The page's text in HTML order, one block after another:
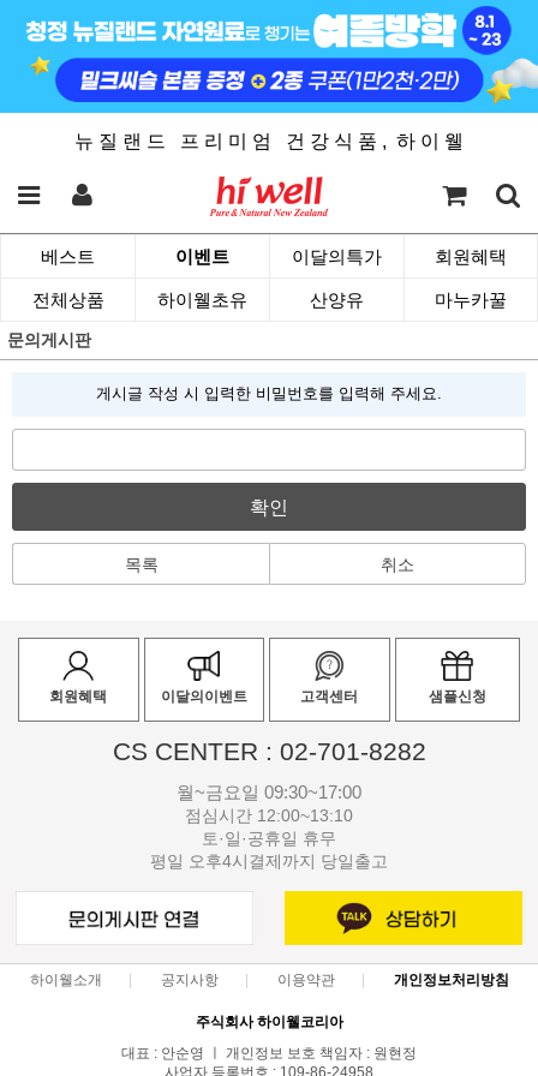
뉴 질 랜 드 프 리 미 엄 건 강 식 품 , 하 이 웰
베스트 이벤트 이달의특가 회원혜택
전체상품 하이웰초유 산양유 마누카꿀
문의게시판
게시글 작성 시 입력한 비밀번호를 입력해 주세요.
확인
목록 취소
회원혜택 이달의이벤트 고객센터 샘플신청
CS CENTER : 02-701-8282
월~금요일 09:30~17:00
점심시간 12:00~13:10
토·일·공휴일 휴무
평일 오후4시결제까지 당일출고
하이웰소개 공지사항 이용약관 개인정보처리방침
주식회사 하이웰코리아
대표 : 안순영 ㅣ 개인정보 보호 책임자 : 원현정
사업자 등록번호 : 109-86-24958